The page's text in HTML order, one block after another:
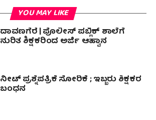
YOU MAY LIKE
ದಾವಣಗೆರೆ | ಪೊಲೀಸ್ ಪಬ್ಲಿಕ್ ಶಾಲೆಗೆ
ನುರಿತ ಶಿಕ್ಷಕರಿಂದ ಅರ್ಜಿ ಆಹ್ವಾನ
ನೀಟ್ ಪ್ರಶ್ನೆಪತ್ರಿಕೆ ಸೋರಿಕೆ ; ಇಬ್ಬರು ಶಿಕ್ಷಕರ
ಬಂಧನ